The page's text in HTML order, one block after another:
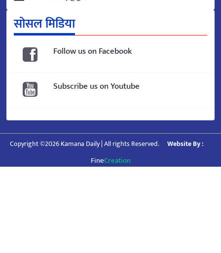
सोसल मिडिया
Follow us on Facebook
Subscribe us on Youtube
Copyright ©2026 Kamana Daily | All rights Reserved. Website By :
FineCreation